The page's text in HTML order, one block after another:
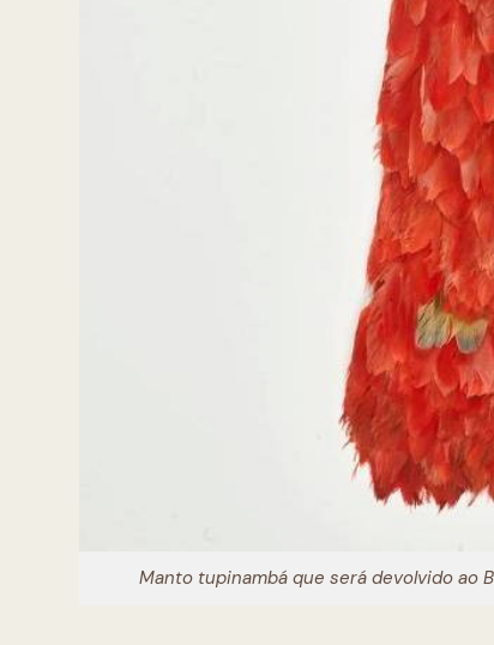
Manto tupinambá que será devolvido ao